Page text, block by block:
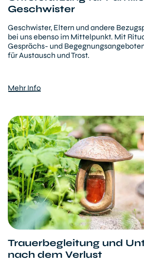
Geschwister
Geschwister, Eltern und andere
bei uns ebenso im Mittelpunkt. Mit
Gesprächs- und
für Austausch und Trost.
Mehr Info
Trauerbegleitung und
nach dem Verlust